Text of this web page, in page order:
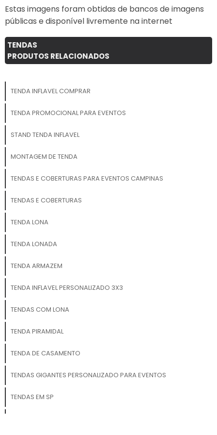
tanto em ambientes
internos quanto externos,
garantindo sua
durabilidade por muito mais
Aplicação: Os painéis
infláveis podem ser
utilizados de várias formas,
seja como painéis de
marca e lançamentos de
promocionais e publicitárias
marcante, inovador e
Estas imagens foram obtidas de bancos de imagens
públicas e disponível livremente na internet
TENDAS
PRODUTOS RELACIONADOS
TENDA INFLAVEL COMPRAR
TENDA PROMOCIONAL PARA EVENTOS
STAND TENDA INFLAVEL
MONTAGEM DE TENDA
TENDAS E COBERTURAS PARA EVENTOS CAMPINAS
TENDAS E COBERTURAS
TENDA LONA
TENDA LONADA
TENDA ARMAZEM
TENDA INFLAVEL PERSONALIZADO 3X3
TENDAS COM LONA
TENDA PIRAMIDAL
TENDA DE CASAMENTO
TENDAS GIGANTES PERSONALIZADO PARA EVENTOS
TENDAS EM SP